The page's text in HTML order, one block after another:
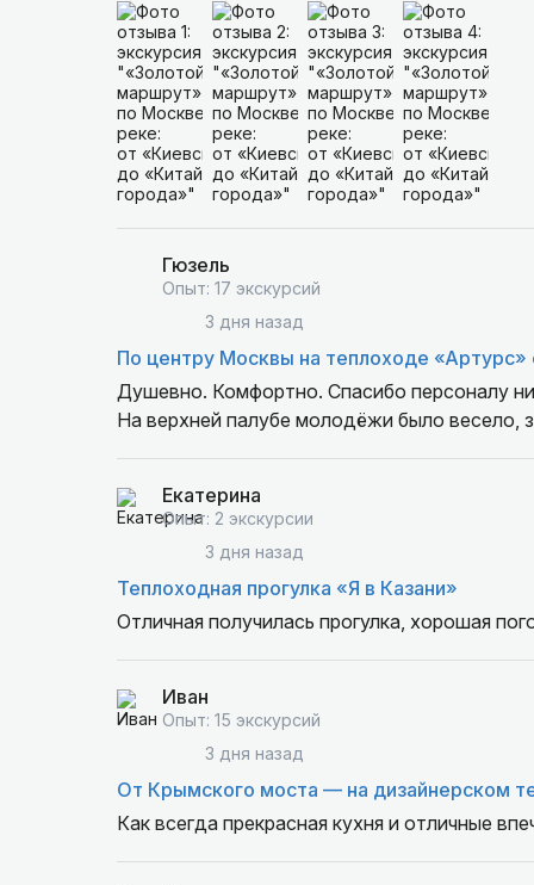
Гюзель
Опыт: 17 экскурсий
3 дня назад
По центру Москвы на теплоходе
Душевно. Комфортно. Спасибо персоналу
На верхней палубе молодёжи было весело,
Екатерина
Опыт: 2 экскурсии
3 дня назад
Теплоходная прогулка «Я в Казани»
Отличная получилась прогулка, хорошая
Иван
Опыт: 15 экскурсий
3 дня назад
От Крымского моста — на дизайнерском
Как всегда прекрасная кухня и отличные